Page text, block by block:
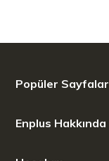
Popüler Sayfalar
Enplus Hakkında